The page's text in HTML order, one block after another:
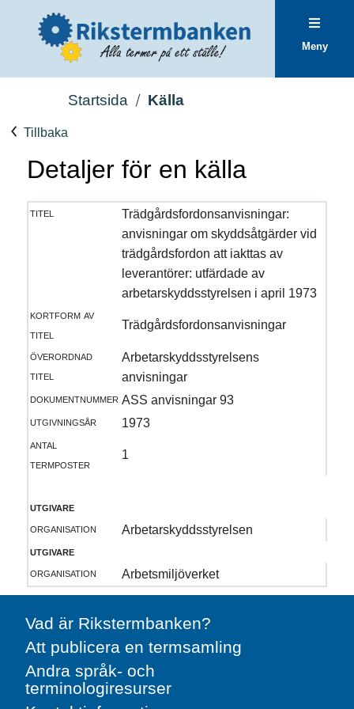
Meny
Startsida Källa
Tillbaka
Detaljer för en källa
titel
Trädgårdsfordonsanvisningar:
anvisningar om skyddsåtgärder vid
trädgårdsfordon att iakttas av
leverantörer: utfärdade av
arbetarskyddsstyrelsen i april 1973
kortform av
titel
Trädgårdsfordonsanvisningar
överordnad
titel
Arbetarskyddsstyrelsens
anvisningar
dokumentnummer ASS anvisningar 93
utgivningsår
1973
antal
termposter
1
utgivare
organisation
Arbetarskyddsstyrelsen
utgivare
organisation
Arbetsmiljöverket
Vad är Rikstermbanken?
Att publicera en termsamling
Andra språk- och
terminologiresurser